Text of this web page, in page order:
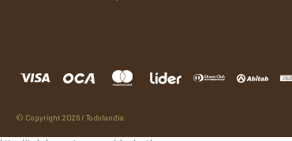
© Copyright 2026 / Todolandia